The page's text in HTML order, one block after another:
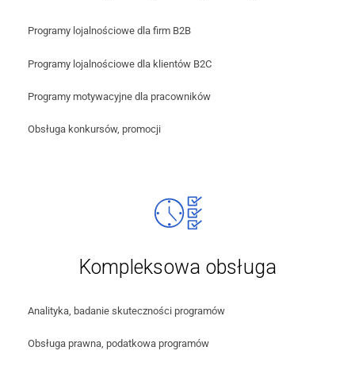
Programy lojalnościowe dla firm B2B
Programy lojalnościowe dla klientów B2C
Programy motywacyjne dla pracowników
Obsługa konkursów, promocji
Kompleksowa obsługa
Analityka, badanie skuteczności programów
Obsługa prawna, podatkowa programów